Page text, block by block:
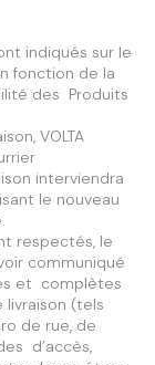
indiqués sur le
fonction de la
des Produits
VOLTA
interviendra
le nouveau
respectés, le
communiqué
et complètes
livraison (tels
de rue, de
d’accès,